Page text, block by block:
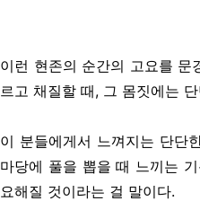
이런 현존의 순간의 고요를 문
르고 채질할 때, 그 몸짓에는
이 분들에게서 느껴지는 단단
마당에 풀을 뽑을 때 느끼는
요해질 것이라는 걸 말이다.